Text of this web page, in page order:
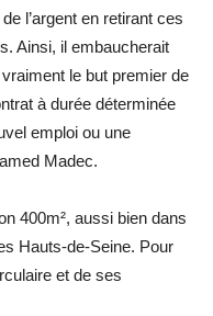
l’argent en retirant ces
Ainsi, il embaucherait
le but premier de
à durée déterminée
emploi ou une
Madec.
400m², aussi bien dans
Hauts-de-Seine. Pour
et de ses